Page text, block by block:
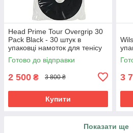
Head Prime Tour Overgrip 30
Pack Black - 30 штук в
упаковці намоток для тенісу
Готово до відправки
2 500 ₴ 3 800 ₴
Купити
3
Показати ще